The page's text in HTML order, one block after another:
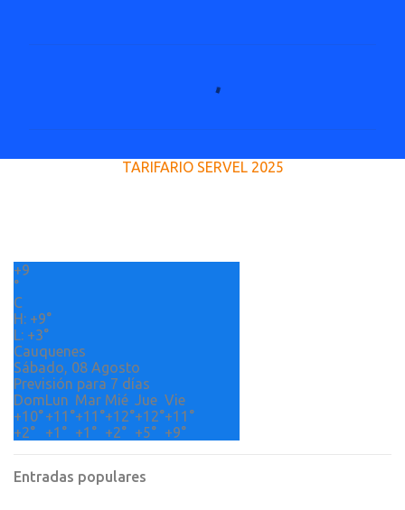
s
TARIFARIO SERVEL 2025
+9
°
C
H: +9°
L: +3°
Cauquenes
Sábado, 08 Agosto
Previsión para 7 días
DomLun Mar Mié Jue Vie
+10°+11°+11°+12°+12°+11°
+2° +1° +1° +2° +5° +9°
Entradas populares